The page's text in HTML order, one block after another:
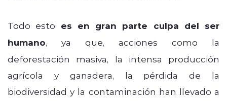
Todo esto es en gran parte culpa del ser
humano, ya que, acciones como la
deforestación masiva, la intensa producción
agrícola y ganadera, la pérdida de la
biodiversidad y la contaminación han llevado a